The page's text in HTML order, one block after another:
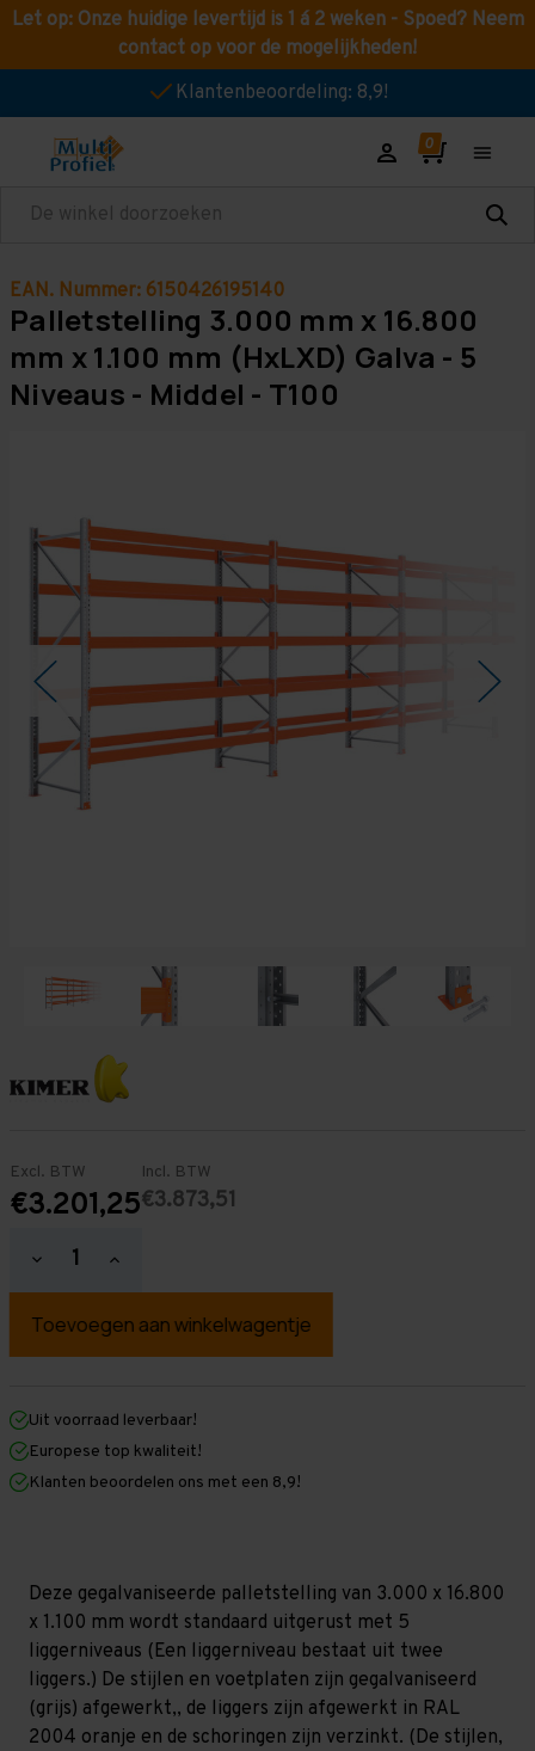
Let op: Onze huidige levertijd is 1 á 2 weken - Spoed? Neem
contact op voor de mogelijkheden!
Klantenbeoordeling: 8,9!
Zoeken
EAN. Nummer: 6150426195140
Palletstelling 3.000 mm x 16.800
mm x 1.100 mm (HxLXD) Galva - 5
Niveaus - Middel - T100
Excl. BTW
€3.201,25
Incl. BTW
€3.873,51
Hoeveelheid
verlagen
Palletstelling
mm
mm
x
1.100
mm
-
Middel
-
T100
Hoeveelheid
verhogen
Palletstelling
mm
mm
1.100
mm
-
Middel
-
T100
Uit voorraad leverbaar!
Europese top kwaliteit!
Klanten beoordelen ons met een 8,9!
Deze gegalvaniseerde palletstelling van 3.000 x 16.800
x 1.100 mm wordt standaard uitgerust met 5
liggerniveaus (Een liggerniveau bestaat uit twee
liggers.) De stijlen en voetplaten zijn gegalvaniseerd
(grijs) afgewerkt,, de liggers zijn afgewerkt in RAL
2004 oranje en de schoringen zijn verzinkt. (De stijlen,